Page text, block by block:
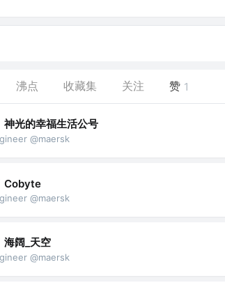
沸点 收藏集 关注 赞 1
神光的幸福生活公号
@maersk
Cobyte
@maersk
海阔_天空
@maersk